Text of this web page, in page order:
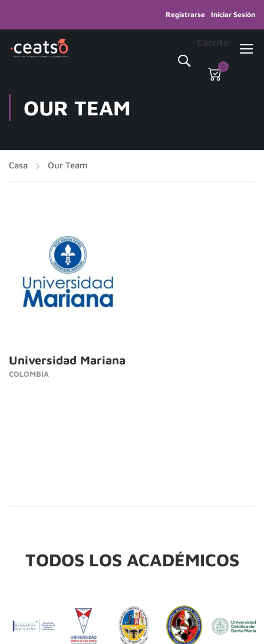
Registrarse Iniciar Sesión
Carrito
0
OUR TEAM
Casa Our Team
Universidad Mariana
COLOMBIA
TODOS LOS ACADÉMICOS